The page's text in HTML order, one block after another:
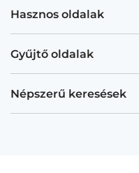
Hasznos oldalak
Gyűjtő oldalak
Népszerű keresések